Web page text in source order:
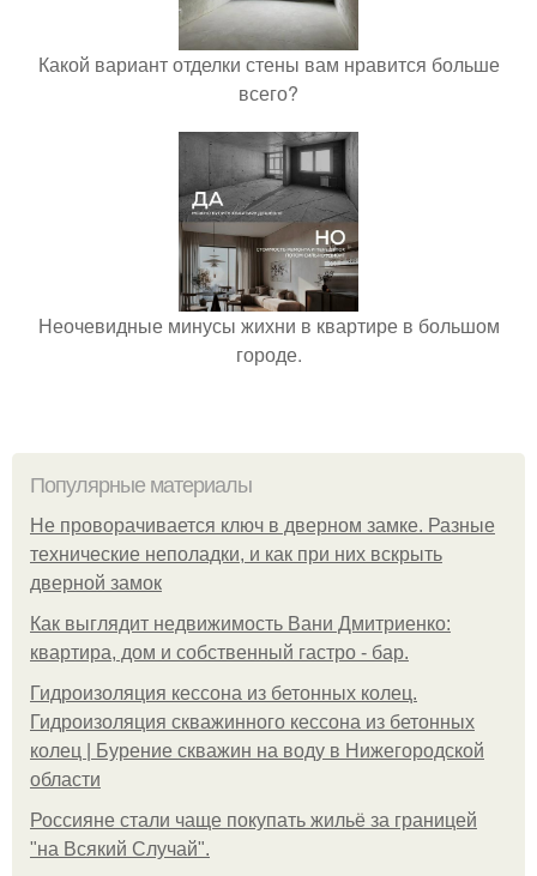
Какой вариант отделки стены вам нравится больше
всего?
Неочевидные минусы жихни в квартире в большом
городе.
Популярные материалы
Не проворачивается ключ в дверном замке. Разные
технические неполадки, и как при них вскрыть
дверной замок
Как выглядит недвижимость Вани Дмитриенко:
квартира, дом и собственный гастро - бар.
Гидроизоляция кессона из бетонных колец.
Гидроизоляция скважинного кессона из бетонных
колец | Бурение скважин на воду в Нижегородской
области
Россияне стали чаще покупать жильё за границей
"на Всякий Случай".